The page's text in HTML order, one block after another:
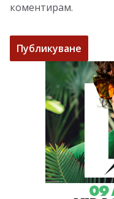
коментирам.